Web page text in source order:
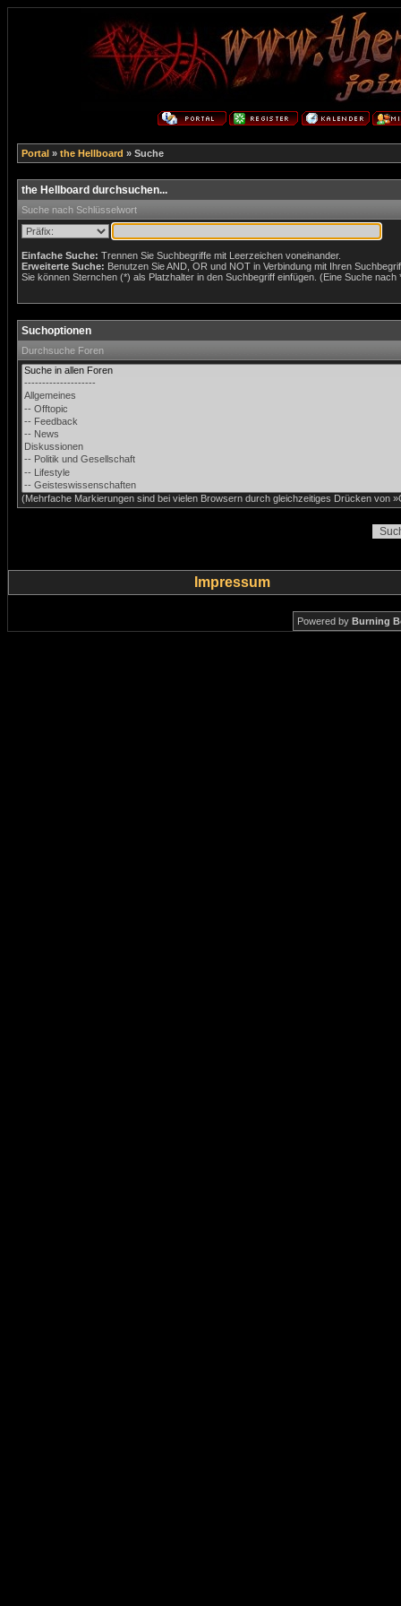
Portal » the Hellboard » Suche
the Hellboard durchsuchen...
Suche nach Schlüsselwort
Einfache Suche: Trennen Sie Suchbegriffe mit Leerzeichen voneinander.
Erweiterte Suche: Benutzen Sie AND, OR und NOT in Verbindung mit Ihren
Sie können Sternchen (*) als Platzhalter in den Suchbegriff einfügen. (Eine Suche
Suchoptionen
Durchsuche Foren
(Mehrfache Markierungen sind bei vielen Browsern durch gleichzeitiges Drücken von
Impressum
Powered by Burning